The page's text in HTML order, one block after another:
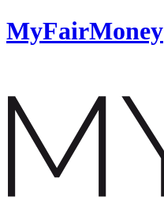
MyFairMoney